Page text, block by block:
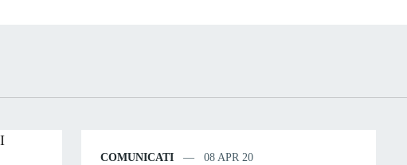
COMUNICATI 08 APR 20